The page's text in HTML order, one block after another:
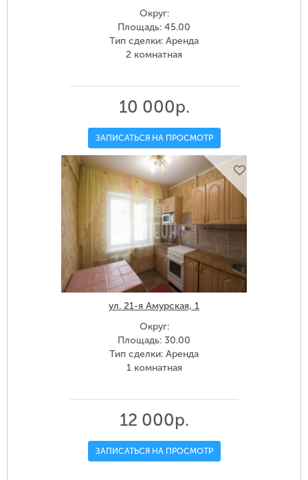
Округ:
Площадь: 45.00
Тип сделки: Аренда
2 комнатная
10 000р.
ЗАПИСАТЬСЯ НА ПРОСМОТР
ул. 21-я Амурская, 1
Округ:
Площадь: 30.00
Тип сделки: Аренда
1 комнатная
12 000р.
ЗАПИСАТЬСЯ НА ПРОСМОТР